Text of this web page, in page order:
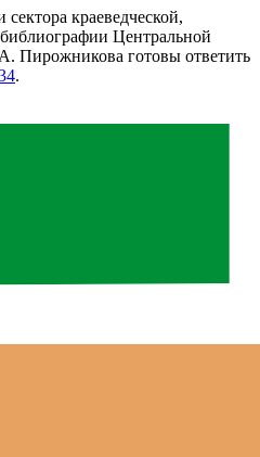
краеведческой,
Центральной
Пирожникова готовы ответить
.